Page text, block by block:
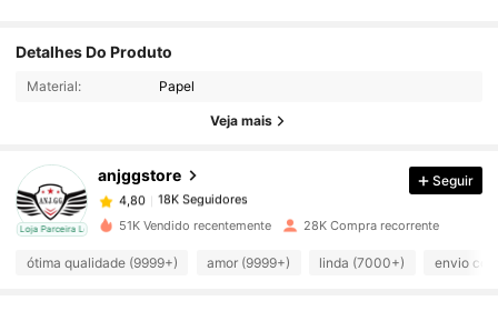
Detalhes Do Produto
Material: Papel
Veja mais
Loja Parceira Local
anjggstore
4,80 18K Seguidores
18K Seguidores
4,80 18K Seguidores
4,80 18K Seguidores
Seguir
51K Vendido recentemente 28K Compra recorrente
ótima qualidade (9999+) amor (9999+) linda (7000+) envio